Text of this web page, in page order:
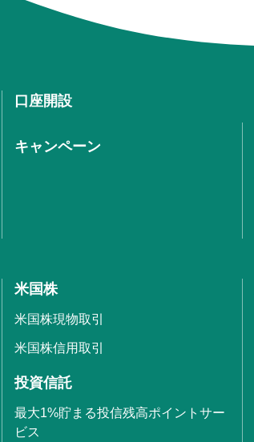
口座開設
キャンペーン
米国株
米国株現物取引
米国株信用取引
投資信託
最大1%貯まる投信残高ポイントサー
ビス